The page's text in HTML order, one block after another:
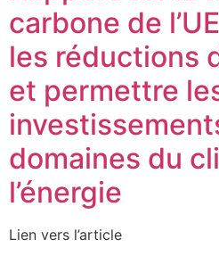
carbone de
les réductions
et permettre
domaines du
l’énergie
Lien vers l’article